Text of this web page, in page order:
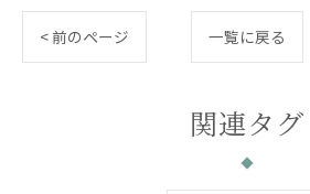
< 前のページ 一覧に戻る
関連タグ